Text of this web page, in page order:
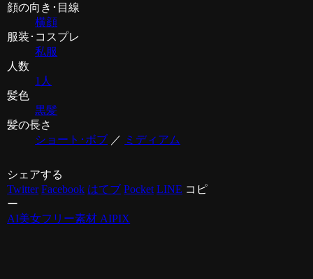
顔の向き･目線
横顔
服装･コスプレ
私服
人数
1人
髪色
黒髪
髪の長さ
ショート･ボブ ／ ミディアム
シェアする
Twitter Facebook はてブ Pocket LINE コピ
ー
AI美女フリー素材 AIPIX